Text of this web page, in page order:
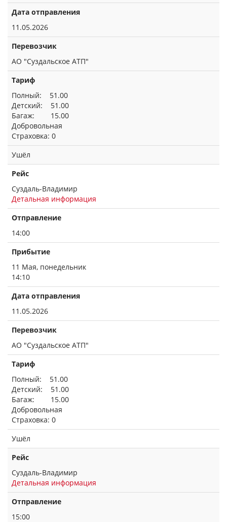
Дата отправления
11.05.2026
Перевозчик
АО "Суздальское АТП"
Тариф
Полный: 51.00
Детский: 51.00
Багаж: 15.00
Добровольная
Страховка: 0
Ушёл
Рейс
Суздаль-Владимир
Детальная информация
Отправление
14:00
Прибытие
11 Мая, понедельник
14:10
Дата отправления
11.05.2026
Перевозчик
АО "Суздальское АТП"
Тариф
Полный: 51.00
Детский: 51.00
Багаж: 15.00
Добровольная
Страховка: 0
Ушёл
Рейс
Суздаль-Владимир
Детальная информация
Отправление
15:00